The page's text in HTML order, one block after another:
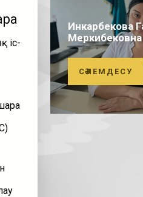
іс-
Инкарбекова
Меркибековна
СӘЛЕМДЕСУ